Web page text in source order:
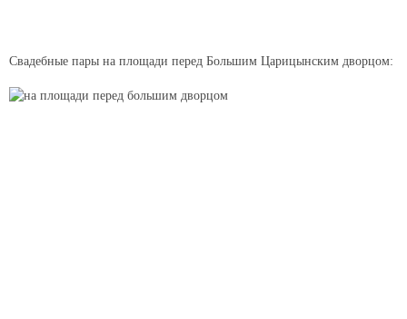
Свадебные пары на площади перед Большим Царицынским дворцом: